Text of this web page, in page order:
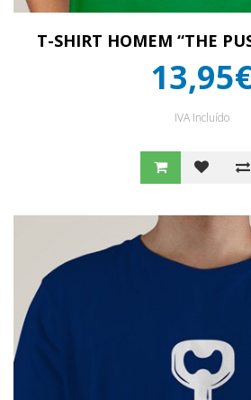
T-SHIRT HOMEM “THE
IVA Incluído